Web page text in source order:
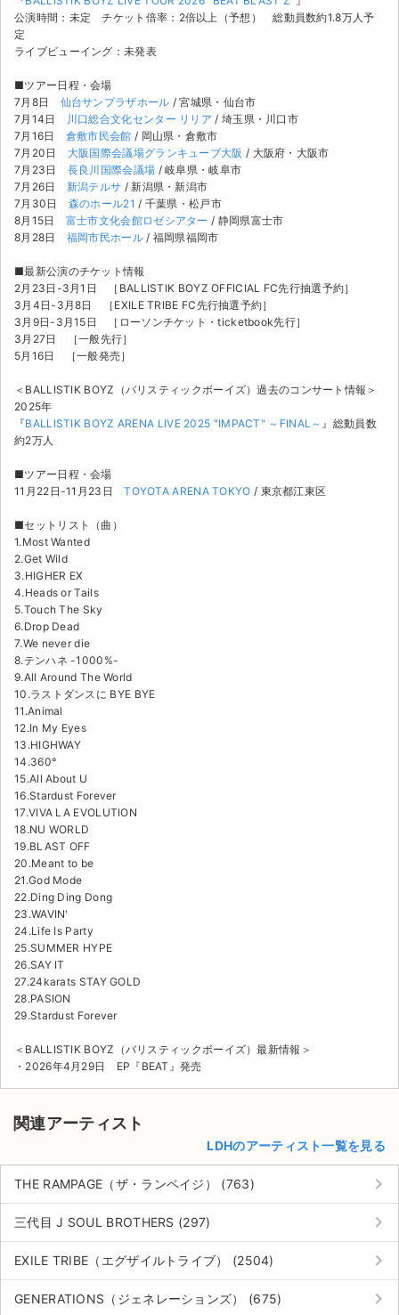
AIに質問する
お知らせ
サイト情報
チケットジャム運営会社
チケットジャム利用規約
プライバシーポリシー
特定商取引法に基づく表記
公演登録依頼
不正転売禁止法について
チケットジャムの取り組み
音楽情報
公演時間：未定 チケット倍率：2倍以上（予想） 総動員数約1.8万人予
定
ライブビューイング：未発表
■ツアー日程・会場
7月8日 仙台サンプラザホール / 宮城県・仙台市
7月14日
川口総合文化センター リリア / 埼玉県・川口市
7月16日 倉敷市民会館 / 岡山県・倉敷市
7月20日 大阪国際会議場グランキューブ大阪 / 大阪府・大阪市
7月23日 長良川国際会議場 / 岐阜県・岐阜市
7月26日 新潟テルサ / 新潟県・新潟市
7月30日 森のホール21 / 千葉県・松戸市
8月15日 富士市文化会館ロゼシアター / 静岡県富士市
8月28日 福岡市民ホール/ 福岡県福岡市
■最新公演のチケット情報
2月23日-3月1日 ［BALLISTIK BOYZ OFFICIAL FC先行抽選予約］
3月4日-3月8日 ［EXILE TRIBE FC先行抽選予約］
3月9日-3月15日 ［ローソンチケット・ticketbook先行］
3月27日 ［一般先行］
5月16日 ［一般発売］
＜BALLISTIK BOYZ（バリスティックボーイズ）過去のコンサート情報＞
2025年
『BALLISTIK BOYZ ARENA LIVE 2025 "IMPACT" ～FINAL～ 』総動員数
約2万人
■ツアー日程・会場
11月22日-11月23日TOYOTA ARENA TOKYO / 東京都江東区
■セットリスト（曲）
1.Most Wanted
2.Get Wild
3.HIGHER EX
4.Heads or Tails
5.Touch The Sky
6.Drop Dead
7.We never die
8.テンハネ -1000%-
9.All Around The World
10.ラストダンスに BYE BYE
11.Animal
12.In My Eyes
13.HIGHWAY
14.360°
15.All About U
16.Stardust Forever
17.VIVA LA EVOLUTION
18.NU WORLD
19.BLAST OFF
20.Meant to be
21.God Mode
22.Ding Ding Dong
23.WAVIN'
24.Life Is Party
25.SUMMER HYPE
26.SAY IT
27.24karats STAY GOLD
28.PASION
29.Stardust Forever
＜BALLISTIK BOYZ（バリスティックボーイズ）最新情報＞
・2026年4月29日 EP『BEAT』発売
関連アーティスト
LDHのアーティスト一覧を見る
THE RAMPAGE（ザ・ランペイジ） (763) keyboard_arrow_right
三代目 J SOUL BROTHERS (297) keyboard_arrow_right
EXILE TRIBE（エグザイルトライブ） (2504) keyboard_arrow_right
GENERATIONS（ジェネレーションズ） (675) keyboard_arrow_right